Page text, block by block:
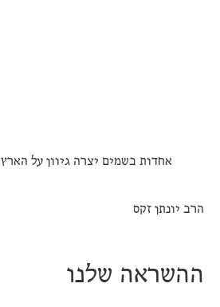
אחדות בשמים יצרה גיוון על הארץ
הרב יונתן זקס
ההשראה שלנו